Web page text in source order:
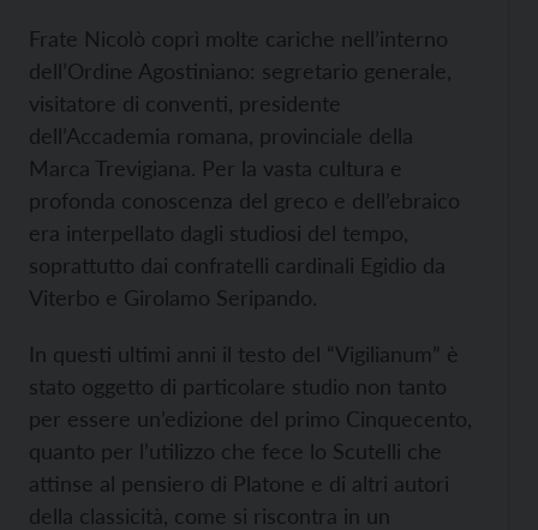
Frate Nicolò coprì molte cariche nell’interno
dell’Ordine Agostiniano: segretario generale,
visitatore di conventi, presidente
dell’Accademia romana, provinciale della
Marca Trevigiana. Per la vasta cultura e
profonda conoscenza del greco e dell’ebraico
era interpellato dagli studiosi del tempo,
soprattutto dai confratelli cardinali Egidio da
Viterbo e Girolamo Seripando.
In questi ultimi anni il testo del “Vigilianum” è
stato oggetto di particolare studio non tanto
per essere un’edizione del primo Cinquecento,
quanto per l’utilizzo che fece lo Scutelli che
attinse al pensiero di Platone e di altri autori
della classicità, come si riscontra in un